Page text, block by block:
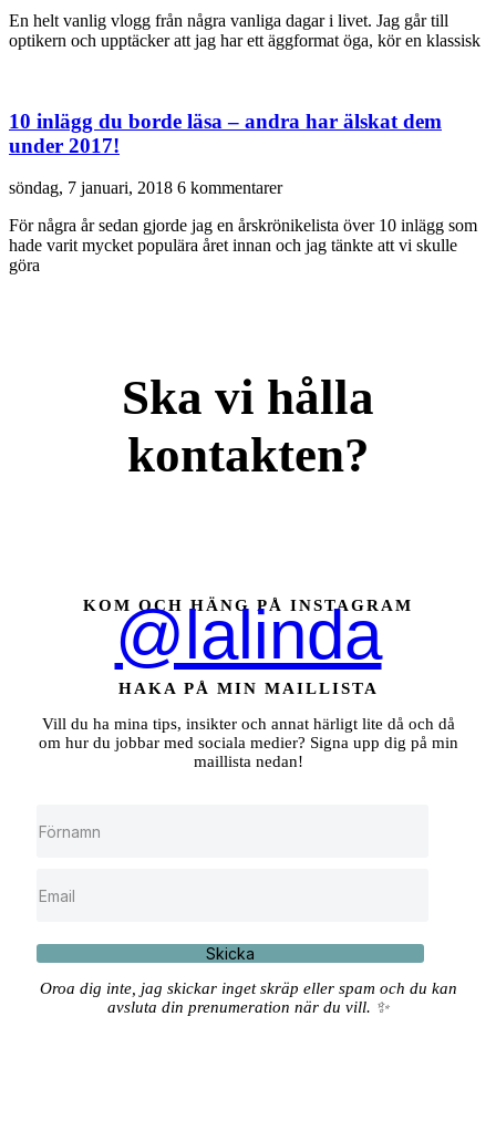
En helt vanlig vlogg från några vanliga dagar i livet. Jag går till
optikern och upptäcker att jag har ett äggformat öga, kör en klassisk
10 inlägg du borde läsa – andra har älskat dem
under 2017!
söndag, 7 januari, 2018 6 kommentarer
För några år sedan gjorde jag en årskrönikelista över 10 inlägg som
hade varit mycket populära året innan och jag tänkte att vi skulle
göra
Ska vi hålla
kontakten?
KOM OCH HÄNG PÅ INSTAGRAM
@lalinda
HAKA PÅ MIN MAILLISTA
Vill du ha mina tips, insikter och annat härligt lite då och då
om hur du jobbar med sociala medier? Signa upp dig på min
maillista nedan!
Skicka
Oroa dig inte, jag skickar inget skräp eller spam och du kan
avsluta din prenumeration när du vill. ✨